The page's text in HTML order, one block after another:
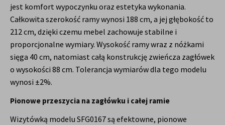
jest komfort wypoczynku oraz estetyka wykonania.
Całkowita szerokość ramy wynosi 188 cm, a jej głębokość to
212 cm, dzięki czemu mebel zachowuje stabilne i
proporcjonalne wymiary. Wysokość ramy wraz z nóżkami
sięga 40 cm, natomiast całą konstrukcję zwieńcza zagłówek
o wysokości 88 cm. Tolerancja wymiarów dla tego modelu
wynosi ±2%.
Pionowe przeszycia na zagłówku i całej ramie
Wizytówką modelu SFG0167 są efektowne, pionowe